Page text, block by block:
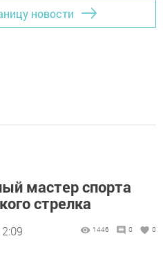
новости
мастер спорта
стрелка
1446 0 0